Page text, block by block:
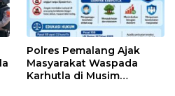
Polres Pemalang Ajak
Masyarakat Waspada
Karhutla di Musim